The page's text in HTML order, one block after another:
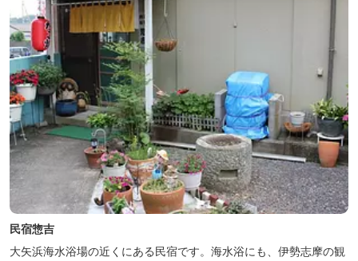
民宿惣吉
大矢浜海水浴場の近くにある民宿です。海水浴にも、伊勢志摩の観